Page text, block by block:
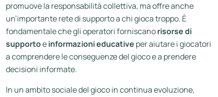
promuove la responsabilità collettiva, ma offre anche
un’importante rete di supporto a chi gioca troppo. È
fondamentale che gli operatori forniscanorisorse di
supportoeinformazioni educative per aiutare i giocatori
a comprendere le conseguenze del gioco e a prendere
decisioni informate.
In un ambito sociale del gioco in continua evoluzione,